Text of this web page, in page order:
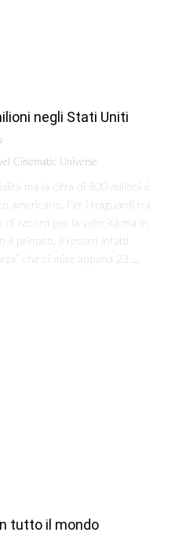
negli Stati Uniti
Cinematic Universe
ma la cifra di 800 milioni è
americano. Per i traguardi tra
record per la velocità ma in
il primato. Il record infatti
che ci mise appena 23 …
tutto il mondo